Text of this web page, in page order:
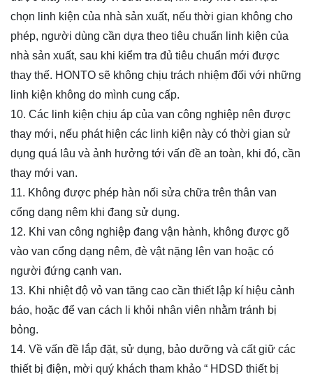
chọn linh kiện của nhà sản xuất, nếu thời gian không cho
phép, người dùng cần dựa theo tiêu chuẩn linh kiện của
nhà sản xuất, sau khi kiểm tra đủ tiêu chuẩn mới được
thay thế. HONTO sẽ không chịu trách nhiệm đối với những
linh kiện không do mình cung cấp.
10. Các linh kiện chịu áp của van công nghiệp nên được
thay mới, nếu phát hiện các linh kiện này có thời gian sử
dụng quá lâu và ảnh hưởng tới vấn đề an toàn, khi đó, cần
thay mới van.
11. Không được phép hàn nối sửa chữa trên thân van
cổng dạng nêm khi đang sử dụng.
12. Khi van công nghiệp đang vận hành, không được gõ
vào van cổng dạng nêm, đè vật nặng lên van hoặc có
người đứng cạnh van.
13. Khi nhiệt độ vỏ van tăng cao cần thiết lập kí hiệu cảnh
báo, hoặc để van cách li khỏi nhân viên nhằm tránh bị
bỏng.
14. Về vấn đề lắp đặt, sử dụng, bảo dưỡng và cất giữ các
thiết bị điện, mời quý khách tham khảo “ HDSD thiết bị